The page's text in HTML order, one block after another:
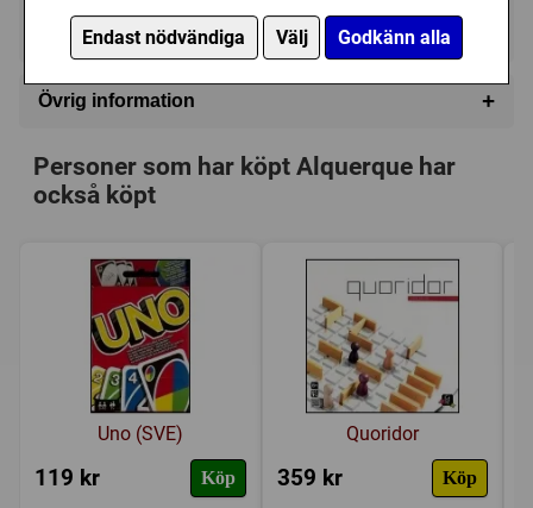
Endast nödvändiga Välj Godkänn alla
Ej tillgänglig
Övrig information +
Kategori: Abstrakt strategi
Tillverkare:
Försälj. rank:5580/18139
Personer som har köpt Alquerque har
också köpt
Uno (SVE)
119 kr Köp
Quoridor
359 kr Köp